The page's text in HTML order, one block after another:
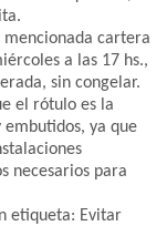
mencionada cartera
a las 17 hs.,
sin congelar.
el rótulo es la
ya que
necesarios para
etiqueta: Evitar